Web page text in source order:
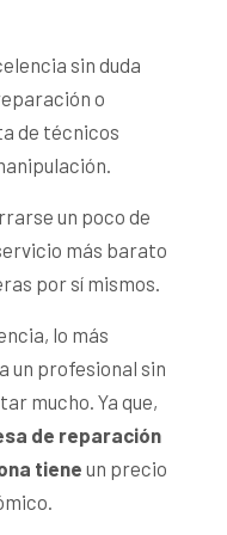
sin duda
o
de técnicos
un poco de
más barato
por sí mismos.
lo más
un profesional sin
mucho. Ya que,
de reparación
tiene un precio